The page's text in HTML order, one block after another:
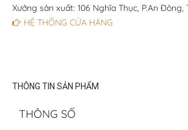
Xưởng sản xuất: 106 Nghĩa Thục, P.An Đông,
HỆ THỐNG CỬA HÀNG
THÔNG TIN SẢN PHẨM
THÔNG SỐ